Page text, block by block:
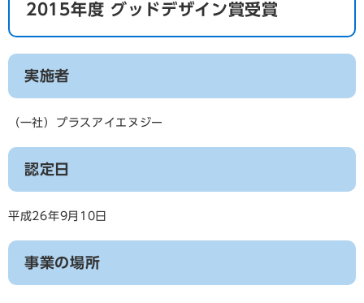
2015年度 グッドデザイン賞受賞
実施者
（一社）プラスアイエヌジー
認定日
平成26年9月10日
事業の場所